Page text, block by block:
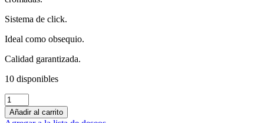
Sistema de click.
Ideal como obsequio.
Calidad garantizada.
10 disponibles
Añadir al carrito